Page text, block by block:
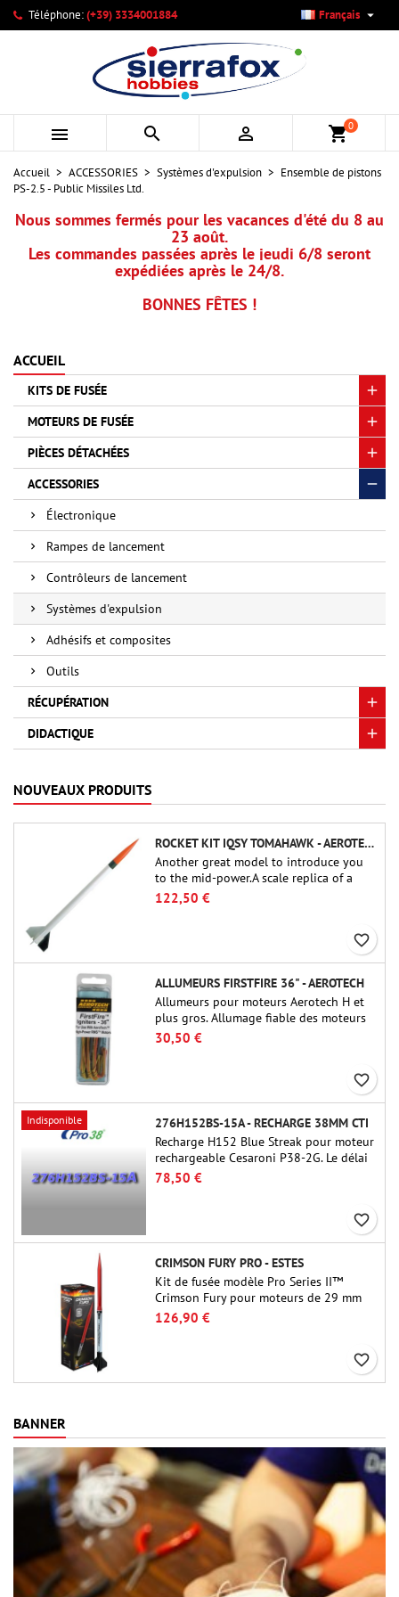
Téléphone:(+39) 3334001884 Français 
   shopping_cart0
Accueil ACCESSORIES Systèmes d'expulsion
Ensemble de pistons
PS-2.5 - Public Missiles Ltd.
Nous sommes fermés pour les vacances d'été du 8 au
23 août.
Les commandes passées après le jeudi 6/8 seront
expédiées après le 24/8.
BONNES FÊTES !
ACCUEIL
KITS DE FUSÉE
MOTEURS DE FUSÉE
PIÈCES DÉTACHÉES
ACCESSORIES
Électronique
Rampes de lancement
Contrôleurs de lancement
Systèmes d'expulsion
Adhésifs et composites
Outils
RÉCUPÉRATION
DIDACTIQUE
NOUVEAUX PRODUITS
ROCKET KIT IQSY TOMAHAWK - AEROTECH
Another great model to introduce you
to the mid-power.A scale replica of a
famous sounding rocket, small in size
and peefect to move to higher-level kits.
122,50 €
favorite_border
ALLUMEURS FIRSTFIRE 36" - AEROTECH
Allumeurs pour moteurs Aerotech H et
plus gros. Allumage fiable des moteurs
jusqu'à 91 cm de longu
30,50 €
favorite_border
Indisponible
276H152BS-15A - RECHARGE 38MM CTI
Recharge H152 Blue Streak pour moteur
rechargeable Cesaroni P38-2G. Le délai
de 15 secondes est réglable via l'outil
ProDAT 38
78,50 €
favorite_border
CRIMSON FURY PRO - ESTES
Kit de fusée modèle Pro Series II™
Crimson Fury pour moteurs de 29 mm
de type E, F et G. Conçu pour les
fuséologues confirmés, le Crimson Fury
126,90 €
favorite_border
BANNER
Mes listes d'envies ×
Créer une nouvelle liste
Créer une liste d'envies ×
Nom de la liste d'envies
Annuler Créer une liste d'envies
Connexion ×
Vous devez être connecté pour ajouter des produits à votre
liste d'envies.
Annuler Connexion